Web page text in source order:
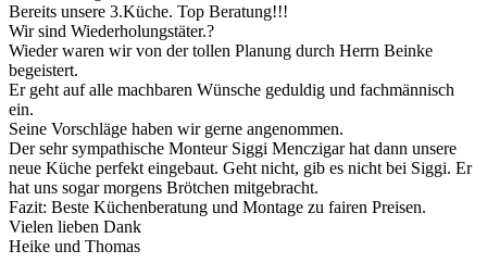
Bereits unsere 3.Küche. Top Beratung!!!
Wir sind Wiederholungstäter.?
Wieder waren wir von der tollen Planung durch Herrn Beinke
begeistert.
Er geht auf alle machbaren Wünsche geduldig und fachmännisch
ein.
Seine Vorschläge haben wir gerne angenommen.
Der sehr sympathische Monteur Siggi Menczigar hat dann unsere
neue Küche perfekt eingebaut. Geht nicht, gib es nicht bei Siggi. Er
hat uns sogar morgens Brötchen mitgebracht.
Fazit: Beste Küchenberatung und Montage zu fairen Preisen.
Vielen lieben Dank
Heike und Thomas